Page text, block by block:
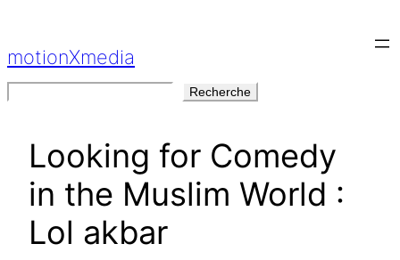
contenu
motionXmedia
Recherche
Looking for Comedy
in the Muslim World :
Lol akbar